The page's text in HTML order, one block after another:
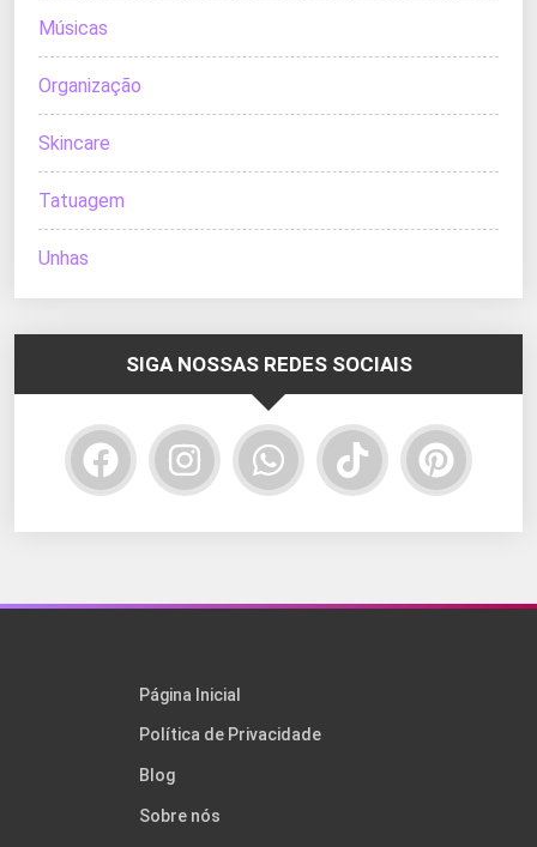
Músicas
Organização
Skincare
Tatuagem
Unhas
SIGA NOSSAS REDES SOCIAIS
Página Inicial
Política de Privacidade
Blog
Sobre nós